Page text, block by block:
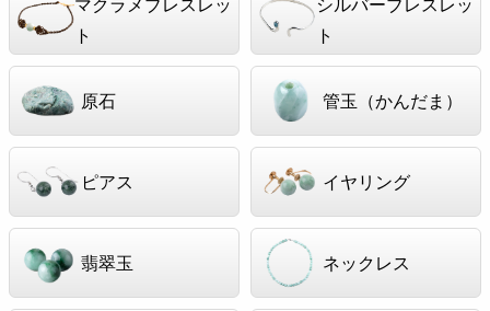
ト
ト
原石 管玉（かんだま）
ピアス イヤリング
翡翠玉 ネックレス